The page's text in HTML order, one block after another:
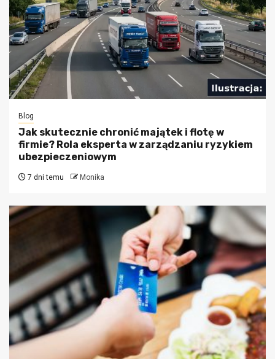
Blog
Jak skutecznie chronić majątek i flotę w
firmie? Rola eksperta w zarządzaniu ryzykiem
ubezpieczeniowym
7 dni temu Monika